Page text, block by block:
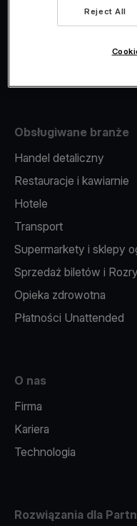
Fiskalizacja
Obsługiwane branże
Handel detaliczny
Restauracje i kawiarnie
Hotele
Transport
Supermarkety i sklepy
Sprzedaż biletów i
Opieka zdrowotna
Płatności Unattended
O nas
Firma
Kariera
Technologia
Rozwiązania dla
Reject All